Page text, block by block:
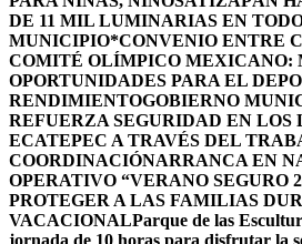
DE 11 MIL LUMINARIAS EN
MUNICIPIO*CONVENIO ENTRE
COMITÉ OLÍMPICO MEXICANO:
OPORTUNIDADES PARA EL
RENDIMIENTOGOBIERNO
REFUERZA SEGURIDAD EN LOS
ECATEPEC A TRAVÉS DEL
COORDINACIÓNARRANCA EN
OPERATIVO “VERANO SEGURO
PROTEGER A LAS FAMILIAS
VACACIONALParque de las
jornada de 10 horas para disfrutar la